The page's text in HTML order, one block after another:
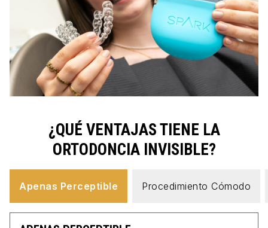
¿QUÉ VENTAJAS TIENE LA
ORTODONCIA INVISIBLE?
Apenas Perceptible Procedimiento Cómodo